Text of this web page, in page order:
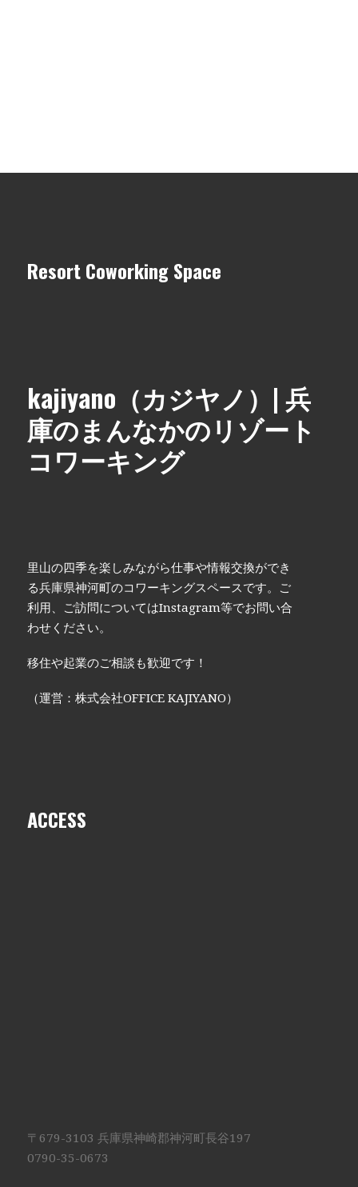
Resort Coworking Space
kajiyano（カジヤノ）| 兵
庫のまんなかのリゾート
コワーキング
里山の四季を楽しみながら仕事や情報交換ができ
る兵庫県神河町のコワーキングスペースです。ご
利用、ご訪問についてはInstagram等でお問い合
わせください。
移住や起業のご相談も歓迎です！
（運営：株式会社OFFICE KAJIYANO）
ACCESS
〒679-3103 兵庫県神崎郡神河町長谷197
0790-35-0673